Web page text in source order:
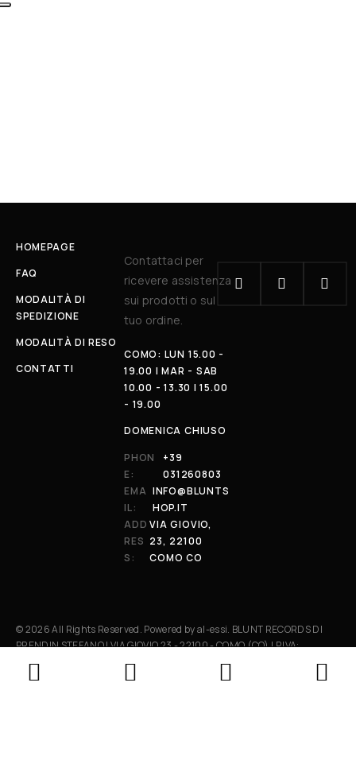
HOMEPAGE
FAQ
MODALITÀ DI
SPEDIZIONE
MODALITÀ DI RESO
CONTATTI
Contattaci per
ricevere assistenza
sui prodotti o sul
tuo ordine.
COMO: LUN 15.00 -
19.00 | MAR - SAB
10.00 - 13.30 | 15.00
- 19.00
DOMENICA CHIUSO
PHON
E:
+39
031260803
EMA
IL:
INFO@BLUNTS
HOP.IT
ADD
RES
S:
VIA GIOVIO,
23, 22100
COMO CO
© 2026 All Rights Reserved. Powered by al-essi. BLUNT RECORDS DI
PRENDIN STEFANO | VIA GIOVIO 23 - 22100 - COMO (CO) | P.IVA:
01848590038